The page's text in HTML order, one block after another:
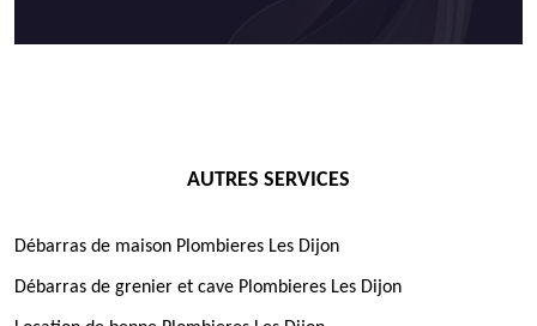
AUTRES SERVICES
Débarras de maison Plombieres Les Dijon
Débarras de grenier et cave Plombieres Les Dijon